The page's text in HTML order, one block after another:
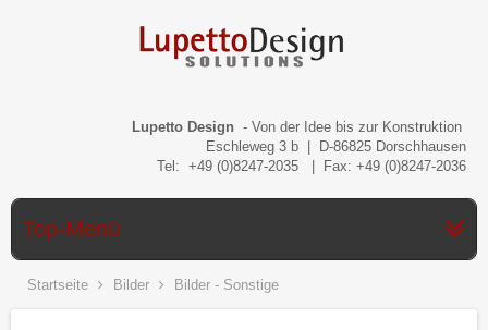
Lupetto Design - Von der Idee bis zur Konstruktion
Eschleweg 3 b | D-86825 Dorschhausen
Tel: +49 (0)8247-2035 | Fax: +49 (0)8247-2036
Top-Menü
Startseite Bilder Bilder - Sonstige